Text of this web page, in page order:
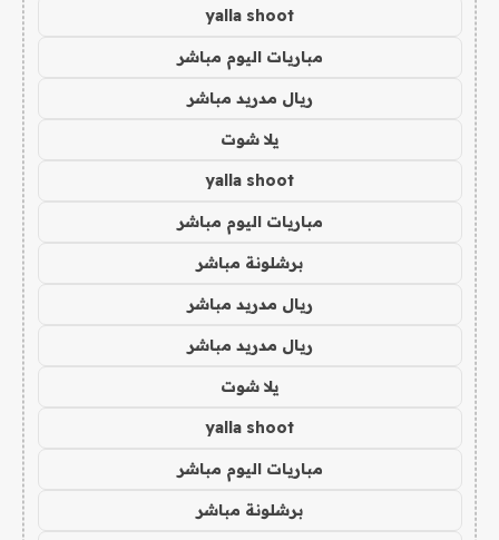
yalla shoot
مباريات اليوم مباشر
ريال مدريد مباشر
يلا شوت
yalla shoot
مباريات اليوم مباشر
برشلونة مباشر
ريال مدريد مباشر
ريال مدريد مباشر
يلا شوت
yalla shoot
مباريات اليوم مباشر
برشلونة مباشر